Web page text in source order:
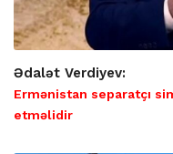
Ədalət Verdiyev:
Ermənistan separatçı
etməlidir